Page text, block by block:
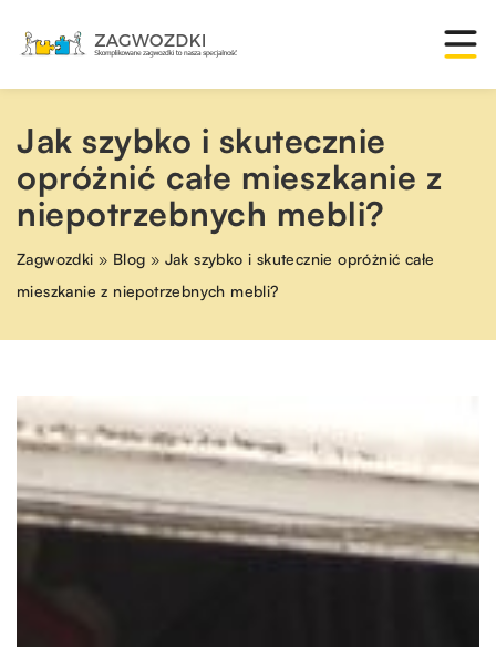
Jak szybko i skutecznie
opróżnić całe mieszkanie z
niepotrzebnych mebli?
Zagwozdki » Blog » Jak szybko i skutecznie opróżnić całe
mieszkanie z niepotrzebnych mebli?